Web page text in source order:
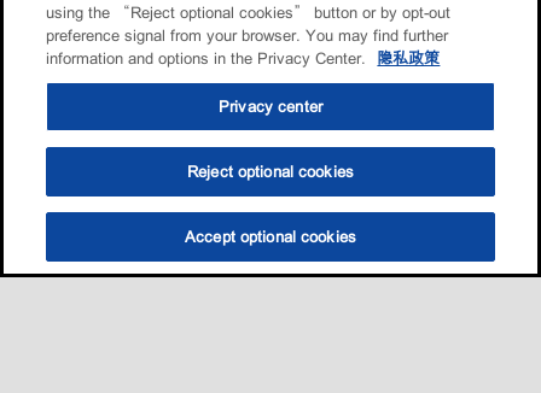
选油助手 查找门店
using the “Reject optional cookies” button or by opt-out
preference signal from your browser. You may find further
information and options in the Privacy Center.
隐私政策
Privacy center
Reject optional cookies
Accept optional cookies